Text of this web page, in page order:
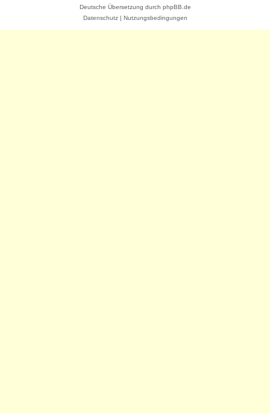
Deutsche Übersetzung durch phpBB.de
Datenschutz| Nutzungsbedingungen